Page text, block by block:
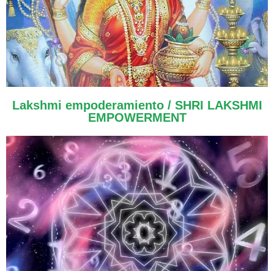
Lakshmi empoderamiento / SHRI LAKSHMI
EMPOWERMENT